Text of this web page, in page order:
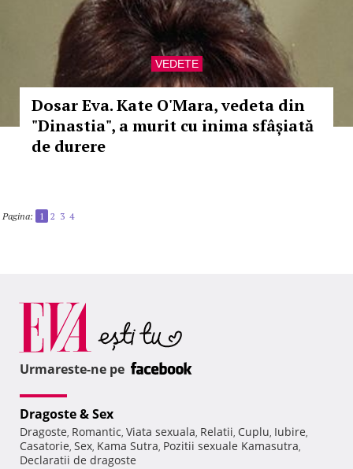
VEDETE
Dosar Eva. Kate O'Mara, vedeta din
"Dinastia", a murit cu inima sfâșiată
de durere
Pagina: 1 2 3 4
Urmareste-ne pe
Dragoste & Sex
Dragoste, Romantic, Viata sexuala, Relatii, Cuplu, Iubire,
Casatorie, Sex, Kama Sutra, Pozitii sexuale Kamasutra,
Declaratii de dragoste